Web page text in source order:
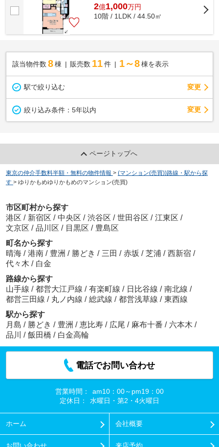
2億1,000万円
10階 / 1LDK / 44.50㎡
該当物件数 8棟 販売数 11 件 1～8 棟を表示
駅で絞り込む 変更
絞り込み条件： 5年以内 変更
ページトップへ
東京の仲介手数料半額・無料の物件情報 > (マンション(売買))路線・駅から探
す > ゆりかもめゆりかもめのマンション(売買)
市区町村から探す
港区 / 新宿区 / 中央区 / 渋谷区 / 世田谷区 / 江東区 /
文京区 / 品川区 / 目黒区 / 豊島区
町名から探す
晴海 / 港南 / 豊洲 / 勝どき / 三田 / 赤坂 / 芝浦 / 西新宿 /
代々木 / 白金
路線から探す
山手線 / 都営大江戸線 / 有楽町線 / 日比谷線 / 南北線 /
都営三田線 / 丸ノ内線 / 総武線 / 都営浅草線 / 東西線
駅から探す
月島 / 勝どき / 豊洲 / 恵比寿 / 広尾 / 麻布十番 / 六本木 /
品川
/ 飯田橋 / 白金高輪
電話でお問い合わせ
営業時間：
am10：00～pm19：00
定休日：
水曜日・第2・4火曜日
ホーム 会社概要
お問い合わせ 来店予約